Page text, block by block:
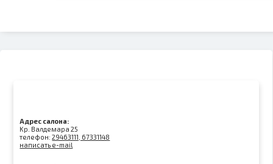
Адрес салона:
Kр. Валдемара 25
телефон:29463111, 67331148
написать e-mail